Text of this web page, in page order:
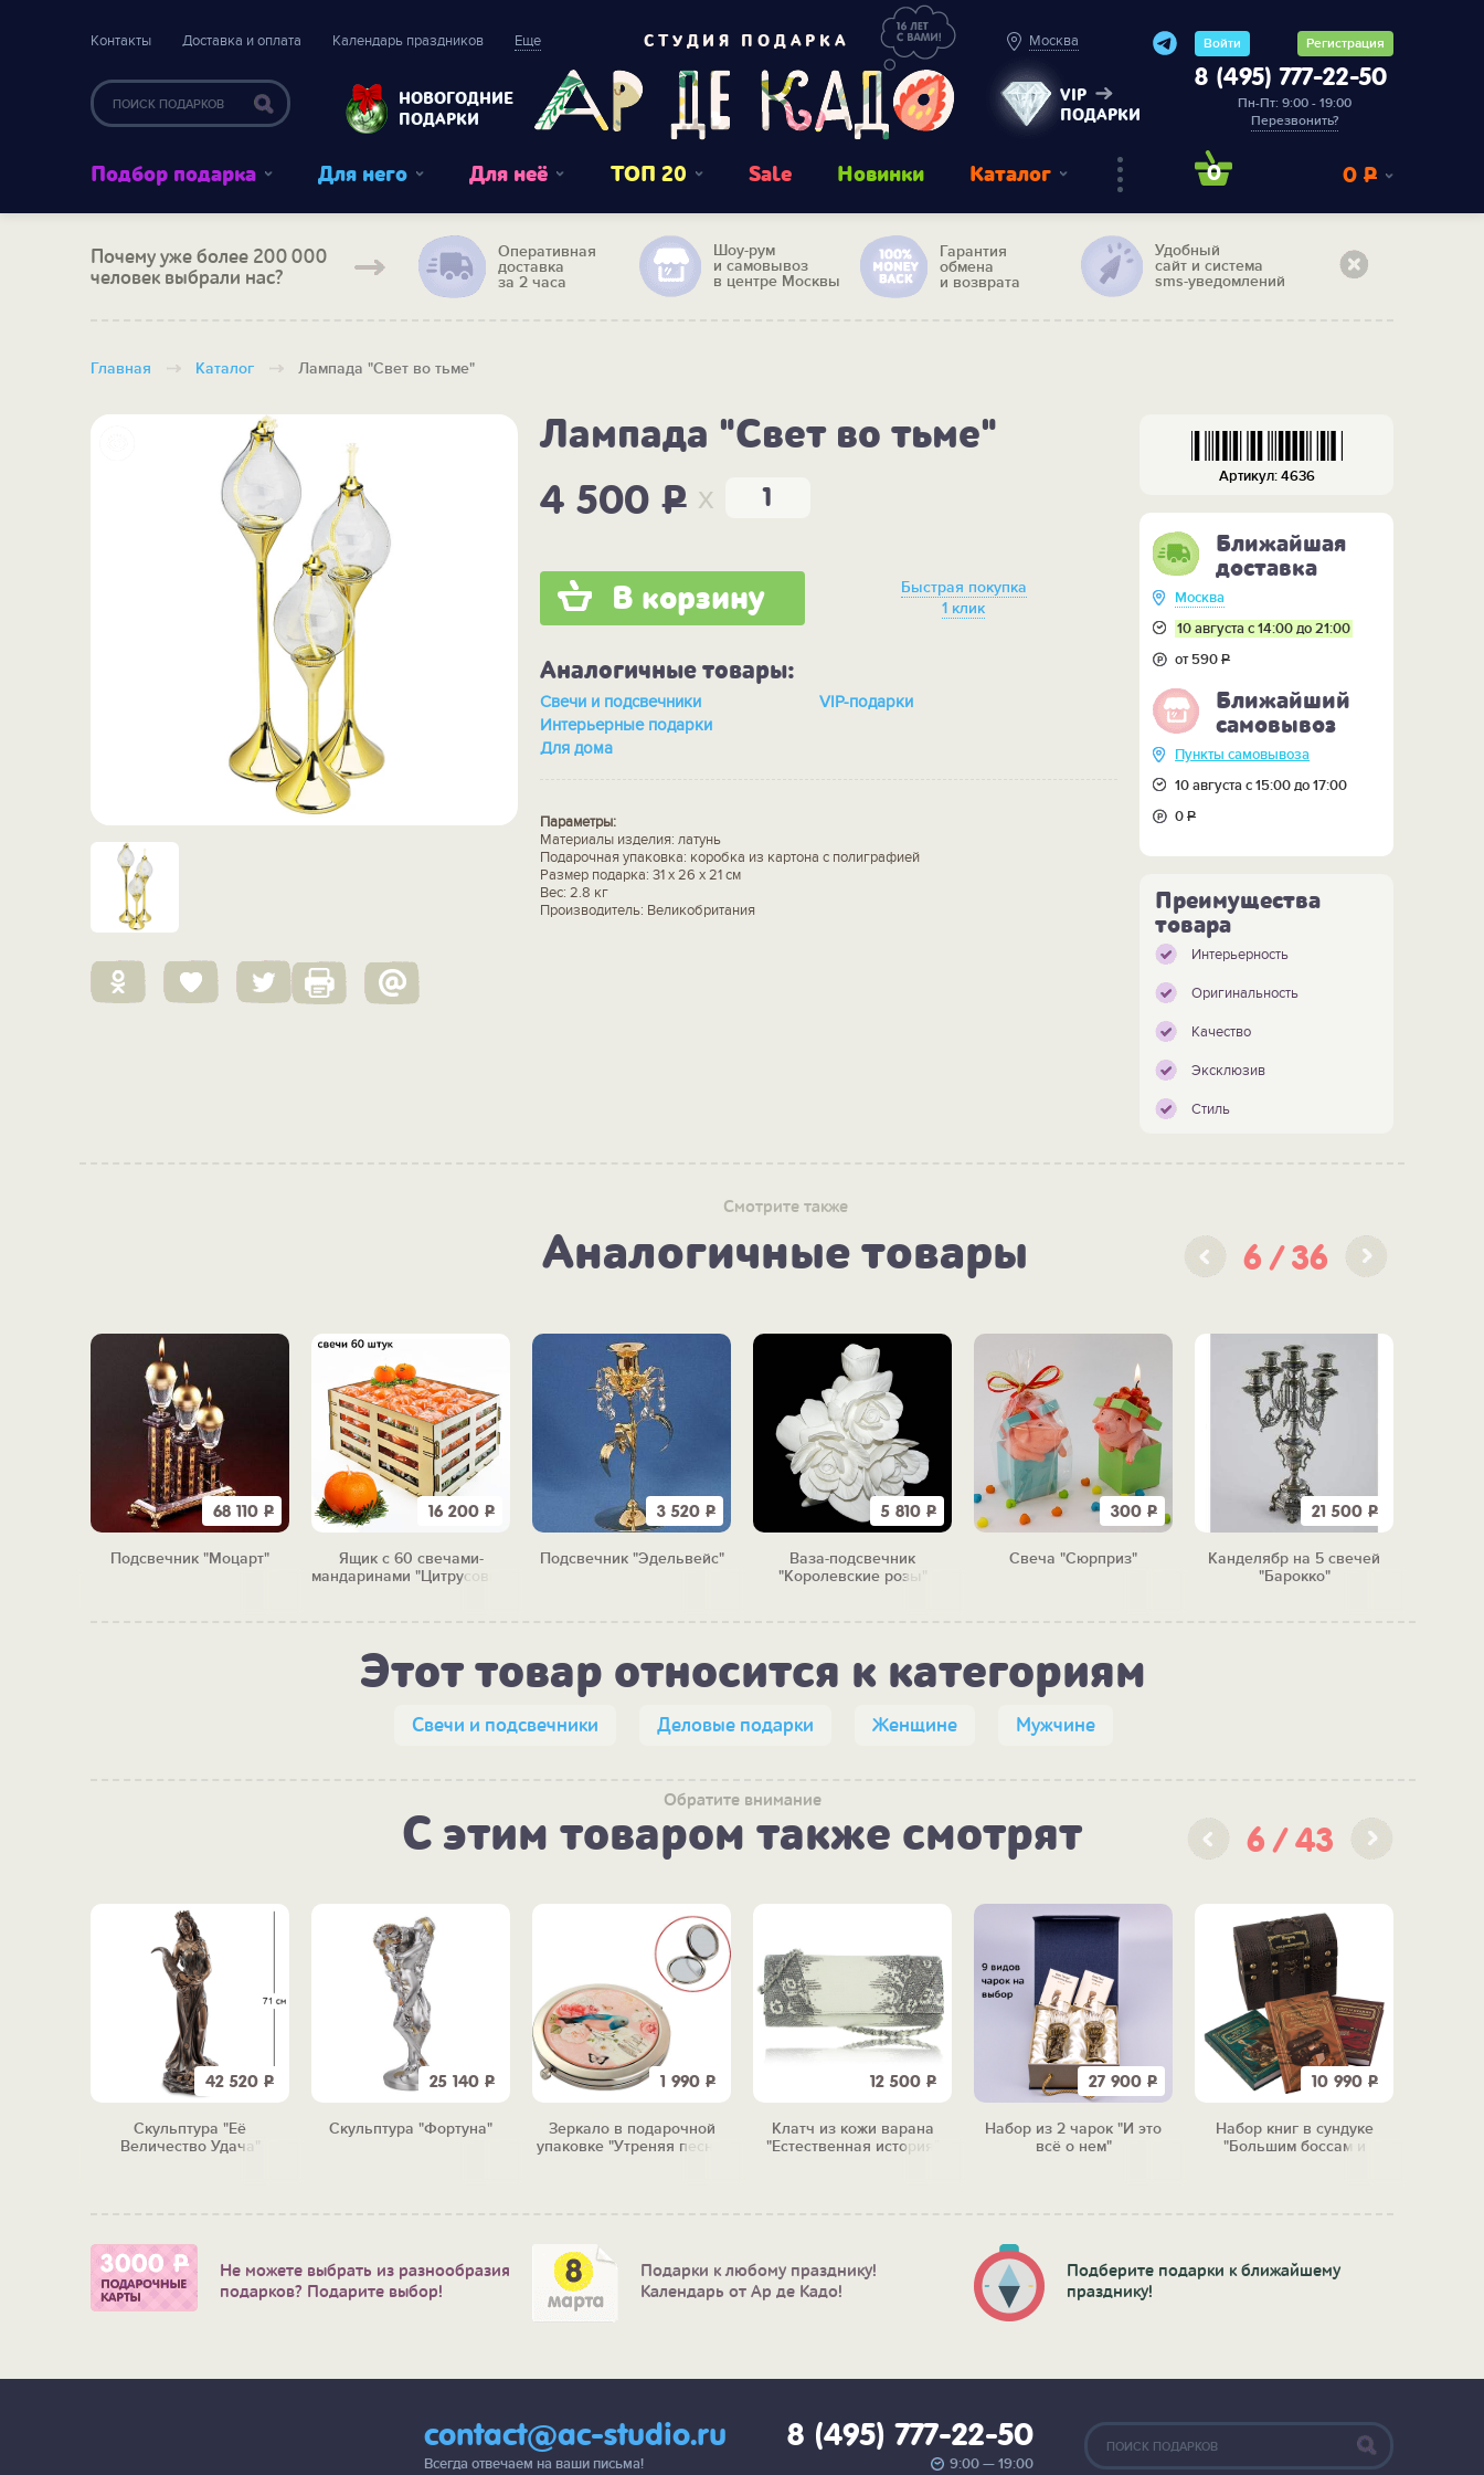
Контакты Доставка и оплата Календарь праздников Еще
НОВОГОДНИЕ
ПОДАРКИ
СТУДИЯ ПОДАРКА Москва
VIP
ПОДАРКИ
Войти Регистрация
8 (495) 777-22-50
Пн-Пт: 9:00 - 19:00
Перезвонить?
Подбор подарка Для него Для неё ТОП 20 Sale Новинки Каталог 0 0 Р
Почему уже более 200 000
человек выбрали нас?
Оперативная
доставка
за 2 часа
Шоу-рум
и самовывоз
в центре Москвы
Гарантия
обмена
и возврата
Удобный
сайт и система
sms-уведомлений
Главная Каталог Лампада "Свет во тьме"
Лампада "Свет во тьме"
4 500P x
В корзину
Быстрая покупка
1 клик
Аналогичные товары:
Свечи и подсвечники
Интерьерные подарки
Для дома
VIP-подарки
Параметры:
Материалы изделия: латунь
Подарочная упаковка: коробка из картона с полиграфией
Размер подарка: 31 х 26 х 21 см
Вес: 2.8 кг
Производитель: Великобритания
Артикул: 4636
Ближайшая
доставка
Москва
10 августа с 14:00 до 21:00
от 590Р
Ближайший
самовывоз
Пункты самовывоза
10 августа с 15:00 до 17:00
0Р
Преимущества
товара
Интерьерность
Оригинальность
Качество
Эксклюзив
Стиль
Смотрите также
Аналогичные товары 6 36
68 110 Р
Подсвечник "Моцарт"
16 200 Р
Ящик с 60 свечами-
мандаринами "Цитрусовый
3 520 Р
Подсвечник "Эдельвейс"
5 810 Р
Ваза-подсвечник
"Королевские розы"
300 Р
Свеча "Сюрприз"
21 500 Р
Канделябр на 5 свечей
"Барокко"
Этот товар относится к категориям
Свечи и подсвечники Деловые подарки Женщине Мужчине
Обратите внимание
С этим товаром также смотрят 6 43
42 520 Р
Скульптура "Её
Величество Удача"
25 140 Р
Скульптура "Фортуна"
1 990 Р
Зеркало в подарочной
упаковке "Утреняя песня"
12 500 Р
Клатч из кожи варана
"Естественная история"
27 900 Р
Набор из 2 чарок "И это
всё о нем"
10 990 Р
Набор книг в сундуке
"Большим боссам и
Не можете выбрать из разнообразия
подарков? Подарите выбор!
Подарки к любому празднику!
Календарь от Ар де Кадо!
Подберите подарки к ближайшему
празднику!
contact@ac-studio.ru
Всегда отвечаем на ваши письма!
8 (495) 777-22-50
9:00 — 19:00